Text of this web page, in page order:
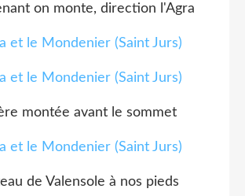
on monte, direction l'Agra
montée avant le sommet
de Valensole à nos pieds